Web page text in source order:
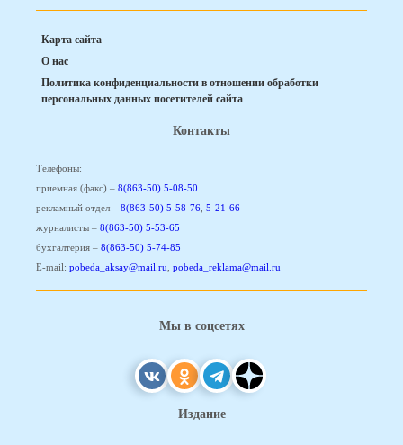
Карта сайта
О нас
Политика конфиденциальности в отношении обработки
персональных данных посетителей сайта
Контакты
Телефоны:
приемная (факс) – 8(863-50) 5-08-50
рекламный отдел – 8(863-50) 5-58-76, 5-21-66
журналисты – 8(863-50) 5-53-65
бухгалтерия – 8(863-50) 5-74-85
E-mail: pobeda_aksay@mail.ru, pobeda_reklama@mail.ru
Мы в соцсетях
Издание